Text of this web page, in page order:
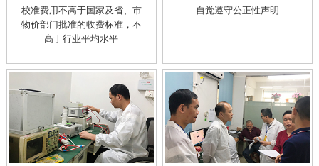
校准费用不高于国家及省、市
物价部门批准的收费标准，不
高于行业平均水平
自觉遵守公正性声明